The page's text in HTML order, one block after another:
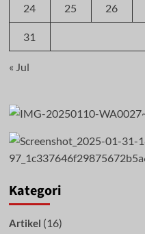
24 25 26
31
« Jul
Kategori
Artikel (16)